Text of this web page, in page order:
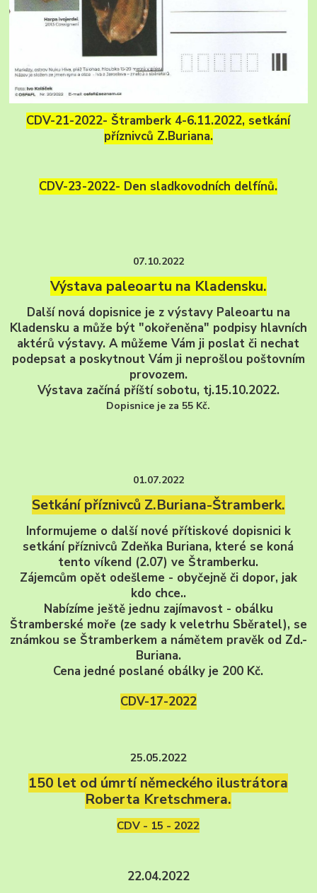
CDV-21-2022- Štramberk 4-6.11.2022, setkání
příznivců Z.Buriana.
CDV-23-2022- Den sladkovodních delfínů.
07.10.2022
Výstava paleoartu na Kladensku.
Další nová dopisnice je z výstavy Paleoartu na
Kladensku a může být "okořeněna" podpisy hlavních
aktérů výstavy. A můžeme Vám ji poslat či nechat
podepsat a poskytnout Vám ji neprošlou poštovním
provozem.
Výstava začíná příští sobotu, tj.15.10.2022.
Dopisnice je za 55 Kč.
01.07.2022
Setkání příznivců Z.Buriana-Štramberk.
Informujeme o další nové přítiskové dopisnici k
setkání příznivců Zdeňka Buriana, které se koná
tento víkend (2.07) ve Štramberku.
Zájemcům opět odešleme - obyčejně či dopor, jak
kdo chce..
Nabízíme ještě jednu zajímavost - obálku
Štramberské moře (ze sady k veletrhu Sběratel), se
známkou se Štramberkem a námětem pravěk od Zd.-
Buriana.
Cena jedné poslané obálky je 200 Kč.
CDV-17-2022
25.05.2022
150 let od úmrtí německého ilustrátora
Roberta Kretschmera.
CDV - 15 - 2022
22.04.2022